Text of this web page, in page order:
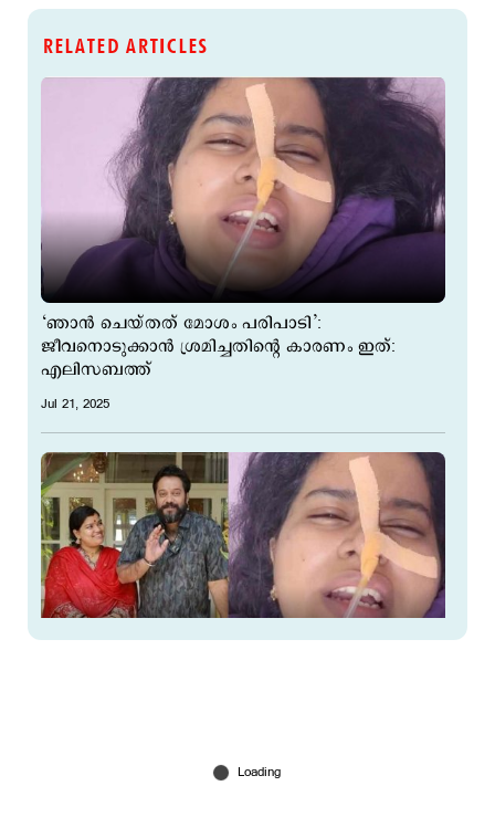
RELATED ARTICLES
‘ഞാൻ ചെയ്തത് മോശം പരിപാടി’:
ജീവനൊടുക്കാന്‍ ശ്രമിച്ചതിന്‍റെ കാരണം ഇത്:
എലിസബത്ത്
Jul 21, 2025